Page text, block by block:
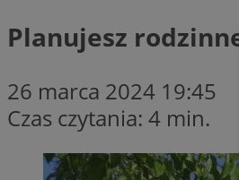
Planujesz
26 marca 2024 19:45
Czas czytania: 4 min.